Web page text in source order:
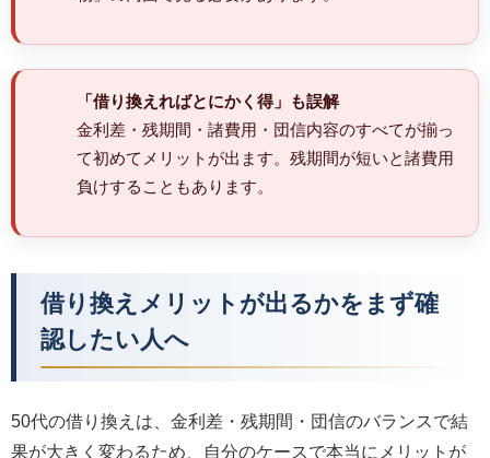
「借り換えればとにかく得」も誤解
金利差・残期間・諸費用・団信内容のすべてが揃っ
て初めてメリットが出ます。残期間が短いと諸費用
負けすることもあります。
借り換えメリットが出るかをまず確
認したい人へ
50代の借り換えは、金利差・残期間・団信のバランスで結
果が大きく変わるため、自分のケースで本当にメリットが